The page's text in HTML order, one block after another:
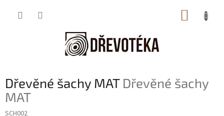
Dřevěné šachy MAT Dřevěné šachy
MAT
SCH002